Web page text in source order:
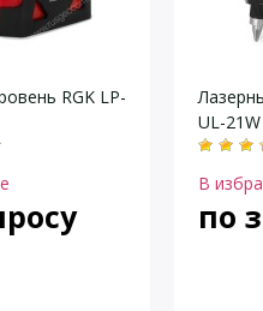
RGK LP-
UL-21W
В
по